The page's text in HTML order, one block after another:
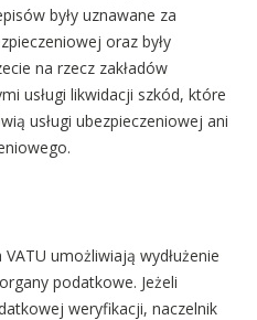
były uznawane za
oraz były
na rzecz zakładów
usługi likwidacji szkód, które
usługi ubezpieczeniowej ani
umożliwiają wydłużenie
podatkowe. Jeżeli
weryfikacji, naczelnik